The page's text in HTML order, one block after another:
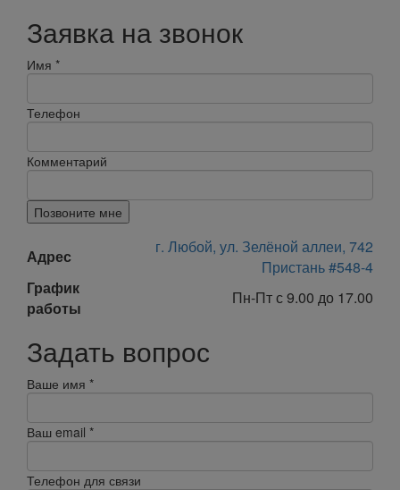
Заявка на звонок
Имя *
Телефон
Комментарий
Позвоните мне
Адрес
г. Любой, ул. Зелёной аллеи, 742
Пристань #548-4
График
работы
Пн-Пт с 9.00 до 17.00
Задать вопрос
Ваше имя *
Ваш email *
Телефон для связи